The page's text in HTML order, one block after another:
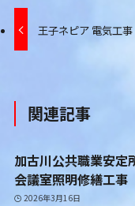
王子ネピア 電気工事
関連記事
加古川公共職業安定
会議室照明修繕工事
2026年3月16日